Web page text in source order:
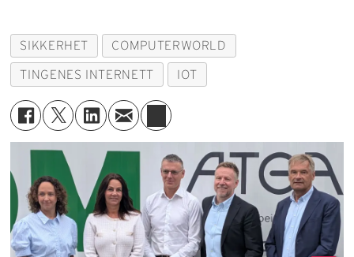
SIKKERHET COMPUTERWORLD
TINGENES INTERNETT IOT